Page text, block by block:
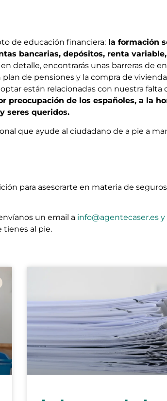
de educación financiera: la formación
bancarias, depósitos, renta
detalle, encontrarás unas barreras de
de pensiones y la compra de
están relacionadas con nuestra
preocupación de los españoles, a la
seres queridos.
que ayude al ciudadano de a pie a
para asesorarte en materia de
un email a info@agentecaser.es
tienes al pie.